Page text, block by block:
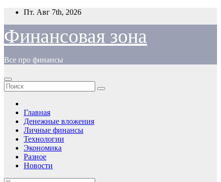
Перейти
содержимому
Пт. Авг 7th, 2026
Финансовая зона
Все про финансы
Главная
Денежные вложения
Личные финансы
Технологии
Экономика
Разное
Новости